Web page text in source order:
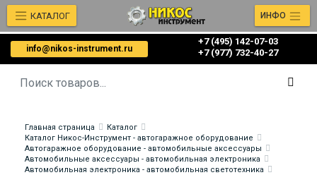
info@nikos-instrument.ru
+7 (495) 142-07-03
‎‎+7 (977) 732-40-27
КАТАЛОГ ИНФО
Главная страница
Каталог
Каталог Никос-Инструмент - автогаражное оборудование
Автогаражное оборудование - автомобильные аксессуары
Автомобильные аксессуары - автомобильная электроника
Автомобильная электроника - автомобильная светотехника